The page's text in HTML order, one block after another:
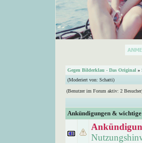
Gegen Bilderklau - Das Original »
(Moderiert von: Schatti)
(Benutzer im Forum aktiv: 2
Ankündigungen &